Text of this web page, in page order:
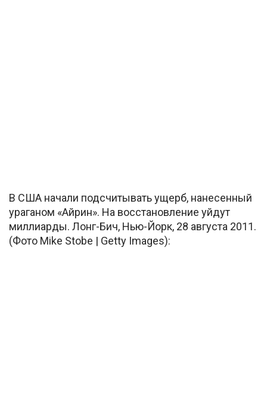
В США начали подсчитывать ущерб, нанесенный
ураганом «Айрин». На восстановление уйдут
миллиарды. Лонг-Бич, Нью-Йорк, 28 августа 2011.
(Фото Mike Stobe | Getty Images):